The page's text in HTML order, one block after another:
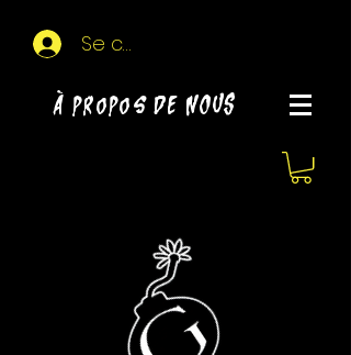
Se connecter
À propos de NOUS